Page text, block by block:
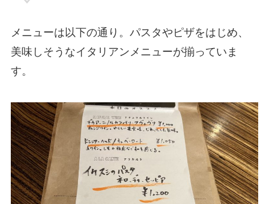
メニューは以下の通り。パスタやピザをはじめ、
美味しそうなイタリアンメニューが揃っていま
す。